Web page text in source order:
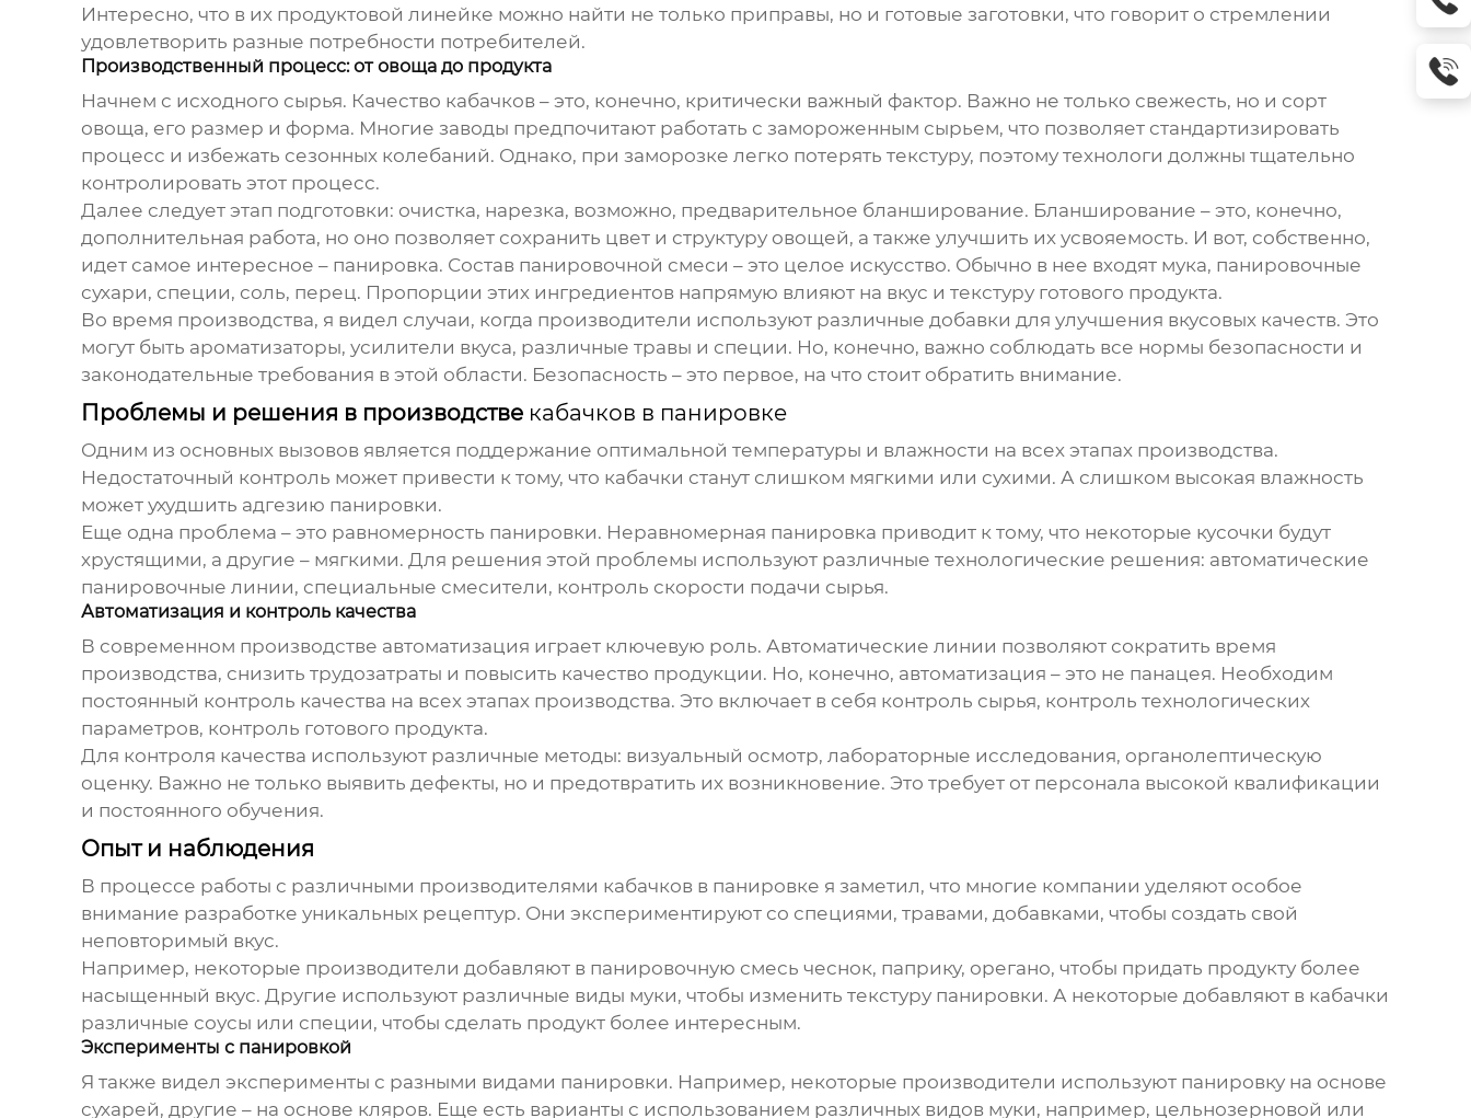
Интересно, что в их продуктовой линейке можно найти не только приправы, но и готовые заготовки, что говорит о стремлении
удовлетворить разные потребности потребителей.
Производственный процесс: от овоща до продукта
Начнем с исходного сырья. Качество кабачков– это, конечно, критически важный фактор. Важно не только свежесть, но и сорт
овоща, его размер и форма. Многие заводы предпочитают работать с замороженным сырьем, что позволяет стандартизировать
процесс и избежать сезонных колебаний. Однако, при заморозке легко потерять текстуру, поэтому технологи должны тщательно
контролировать этот процесс.
Далее следует этап подготовки: очистка, нарезка, возможно, предварительное бланширование. Бланширование – это, конечно,
дополнительная работа, но оно позволяет сохранить цвет и структуру овощей, а также улучшить их усвояемость. И вот, собственно,
идет самое интересное – панировка. Состав панировочной смеси – это целое искусство. Обычно в нее входят мука, панировочные
сухари, специи, соль, перец. Пропорции этих ингредиентов напрямую влияют на вкус и текстуру готового продукта.
Во время производства, я видел случаи, когда производители используют различные добавки для улучшения вкусовых качеств. Это
могут быть ароматизаторы, усилители вкуса, различные травы и специи. Но, конечно, важно соблюдать все нормы безопасности и
законодательные требования в этой области. Безопасность – это первое, на что стоит обратить внимание.
Проблемы и решения в производстве кабачков в панировке
Одним из основных вызовов является поддержание оптимальной температуры и влажности на всех этапах производства.
Недостаточный контроль может привести к тому, что кабачки станут слишком мягкими или сухими. А слишком высокая влажность
может ухудшить адгезию панировки.
Еще одна проблема – это равномерность панировки. Неравномерная панировка приводит к тому, что некоторые кусочки будут
хрустящими, а другие – мягкими. Для решения этой проблемы используют различные технологические решения: автоматические
панировочные линии, специальные смесители, контроль скорости подачи сырья.
Автоматизация и контроль качества
В современном производстве автоматизация играет ключевую роль. Автоматические линии позволяют сократить время
производства, снизить трудозатраты и повысить качество продукции. Но, конечно, автоматизация – это не панацея. Необходим
постоянный контроль качества на всех этапах производства. Это включает в себя контроль сырья, контроль технологических
параметров, контроль готового продукта.
Для контроля качества используют различные методы: визуальный осмотр, лабораторные исследования, органолептическую
оценку. Важно не только выявить дефекты, но и предотвратить их возникновение. Это требует от персонала высокой квалификации
и постоянного обучения.
Опыт и наблюдения
В процессе работы с различными производителями кабачков в панировке я заметил, что многие компании уделяют особое
внимание разработке уникальных рецептур. Они экспериментируют со специями, травами, добавками, чтобы создать свой
неповторимый вкус.
Например, некоторые производители добавляют в панировочную смесь чеснок, паприку, орегано, чтобы придать продукту более
насыщенный вкус. Другие используют различные виды муки, чтобы изменить текстуру панировки. А некоторые добавляют в кабачки
различные соусы или специи, чтобы сделать продукт более интересным.
Эксперименты с панировкой
Я также видел эксперименты с разными видами панировки. Например, некоторые производители используют панировку на основе
сухарей, другие – на основе кляров. Еще есть варианты с использованием различных видов муки, например, цельнозерновой или